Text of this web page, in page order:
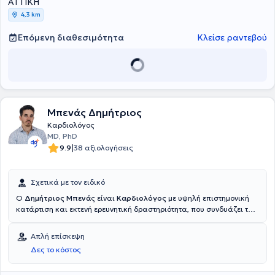
4,3 km
Επόμενη διαθεσιμότητα Κλείσε ραντεβού
Μπενάς Δημήτριος
Καρδιολόγος
MD, PhD
9.9|38 αξιολογήσεις
Σχετικά με τον ειδικό
Ο Δημήτριος Μπενάς είναι Καρδιολόγος με υψηλή επιστημονική
κατάρτιση και εκτενή ερευνητική δραστηριότητα, που συνδυάζει την
Ιατρική Σχολή του Πανεπιστημίου Κρήτης και στη συνέχεια
ακολούθησε την ειδικότητα της Καρδιολογίας στο Πανεπιστημιακό
Νοσοκομείο «Αττικόν», όπου ολοκλήρωσε την εκπαίδευσή του το
2024, ενώ παράλληλα απέκτησε τον τίτλο του Διδάκτορα της
Απλή επίσκεψη
Δες το κόστος